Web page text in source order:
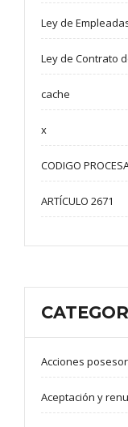
Ley de
Ley de Contrato
cache
x
CODIGO
ARTÍCULO 2671
Acciones
Aceptación y